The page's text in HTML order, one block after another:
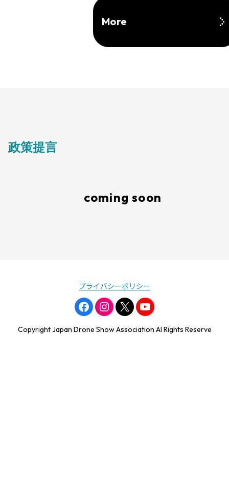
More
政策提言
coming soon
プライバシーポリシー
Copyright Japan Drone Show Association Al Rights Reserve